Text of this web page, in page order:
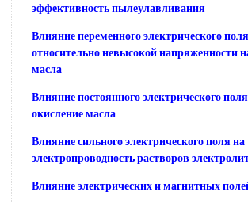
эффективность пылеулавливания
Влияние переменного электрического поля
относительно невысокой напряженности
масла
Влияние постоянного электрического
окисление масла
Влияние сильного электрического поля на
электропроводность растворов
Влияние электрических и магнитных